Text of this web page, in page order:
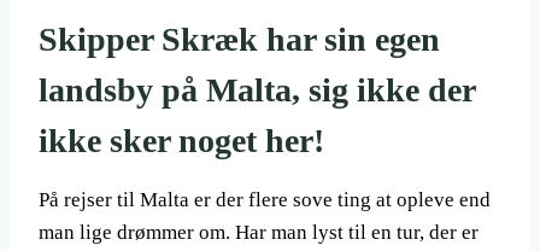
Skipper Skræk har sin egen
landsby på Malta, sig ikke der
ikke sker noget her!
På rejser til Malta er der flere sove ting at opleve end
man lige drømmer om. Har man lyst til en tur, der er